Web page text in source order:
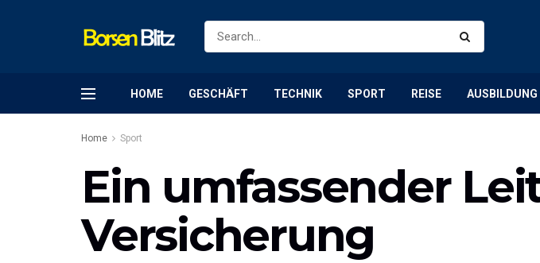
HOME GESCHÄFT TECHNIK SPORT REISE AUSBILDUNG
Home Sport
Ein umfassender
Versicherung